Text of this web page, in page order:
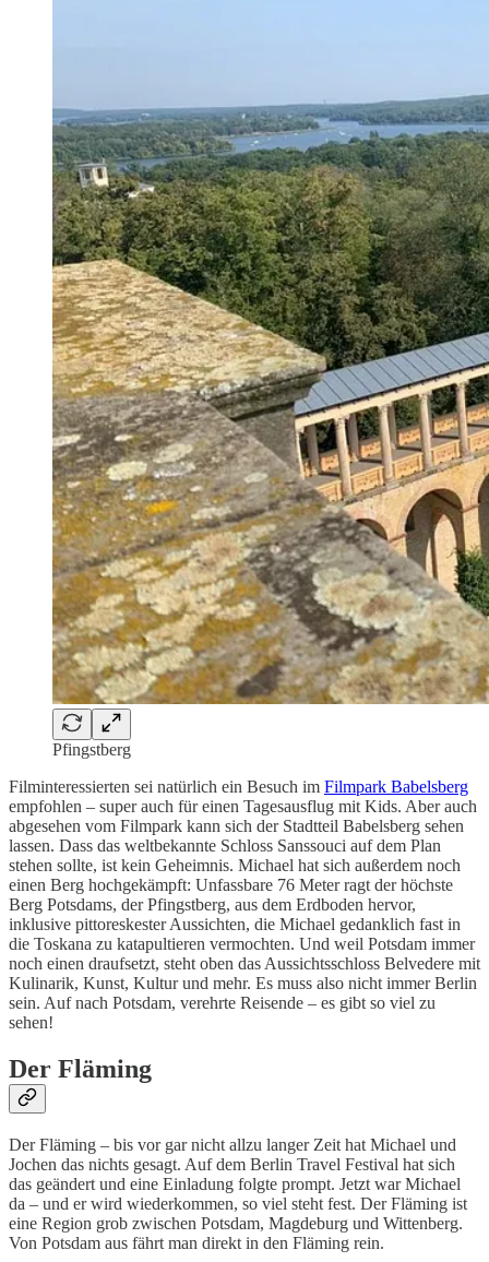
Pfingstberg
Filminteressierten sei natürlich ein Besuch im Filmpark Babelsberg
empfohlen – super auch für einen Tagesausflug mit Kids. Aber auch
abgesehen vom Filmpark kann sich der Stadtteil Babelsberg sehen
lassen. Dass das weltbekannte Schloss Sanssouci auf dem Plan
stehen sollte, ist kein Geheimnis. Michael hat sich außerdem noch
einen Berg hochgekämpft: Unfassbare 76 Meter ragt der höchste
Berg Potsdams, der Pfingstberg, aus dem Erdboden hervor,
inklusive pittoreskester Aussichten, die Michael gedanklich fast in
die Toskana zu katapultieren vermochten. Und weil Potsdam immer
noch einen draufsetzt, steht oben das Aussichtsschloss Belvedere mit
Kulinarik, Kunst, Kultur und mehr. Es muss also nicht immer Berlin
sein. Auf nach Potsdam, verehrte Reisende – es gibt so viel zu
sehen!
Der Fläming
Der Fläming – bis vor gar nicht allzu langer Zeit hat Michael und
Jochen das nichts gesagt. Auf dem Berlin Travel Festival hat sich
das geändert und eine Einladung folgte prompt. Jetzt war Michael
da – und er wird wiederkommen, so viel steht fest. Der Fläming ist
eine Region grob zwischen Potsdam, Magdeburg und Wittenberg.
Von Potsdam aus fährt man direkt in den Fläming rein.